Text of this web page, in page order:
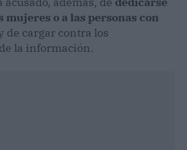
mujeres o a las personas con
de cargar contra los
la información.